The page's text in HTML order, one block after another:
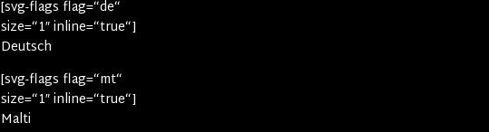
[svg-flags flag=“de“
size=“1″ inline=“true“]
Deutsch
[svg-flags flag=“mt“
size=“1″ inline=“true“]
Malti